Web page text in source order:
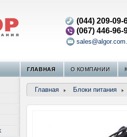
(044) 209-09-
(067) 446-96-
ГЛАВНАЯ О КОМПАНИИ
Главная Блоки питания